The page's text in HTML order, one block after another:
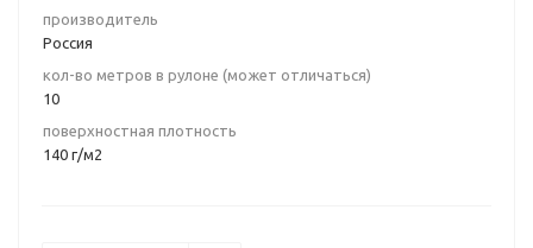
производитель
Россия
кол-во метров в рулоне (может отличаться)
10
поверхностная плотность
140 г/м2